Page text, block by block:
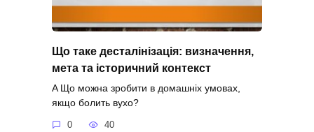
Що таке десталінізація: визначення,
мета та історичний контекст
A Що можна зробити в домашніх умовах,
якщо болить вухо?
0 40